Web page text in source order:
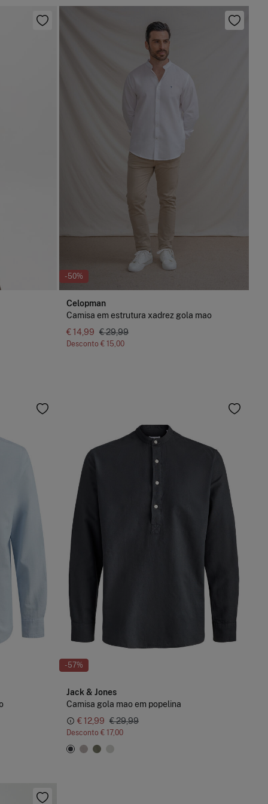
-50%
Celopman
Camisa em estrutura xadrez gola mao
€ 14,99 € 29,99
Desconto € 15,00
-57%
Jack & Jones
Camisa gola mao em popelina
€ 12,99 € 29,99
Desconto € 17,00